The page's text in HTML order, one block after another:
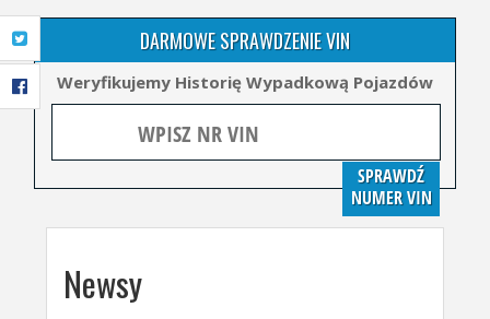
DARMOWE SPRAWDZENIE VIN
Weryfikujemy Historię Wypadkową Pojazdów
SPRAWDŹ
NUMER VIN
Newsy